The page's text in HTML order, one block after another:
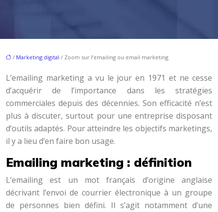
/ Marketing digital / Zoom sur l’emailing ou email marketing
L’emailing marketing a vu le jour en 1971 et ne cesse
d’acquérir de l’importance dans les stratégies
commerciales depuis des décennies. Son efficacité n’est
plus à discuter, surtout pour une entreprise disposant
d’outils adaptés. Pour atteindre les objectifs marketings,
il y a lieu d’en faire bon usage.
Emailing marketing : définition
L’emailing est un mot français d’origine anglaise
décrivant l’envoi de courrier électronique à un groupe
de personnes bien défini. Il s’agit notamment d’une